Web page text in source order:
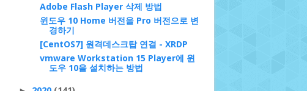
Adobe Flash Player 삭제 방법
윈도우 10 Home 버전을 Pro 버전으로 변
경하기
[CentOS7] 원격데스크탑 연결 - XRDP
vmware Workstation 15 Player에 윈
도우 10을 설치하는 방법